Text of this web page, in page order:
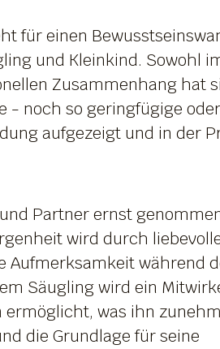
für einen
und Kleinkind. Sowohl
Zusammenhang hat
- noch so geringfügige oder
aufgezeigt und in der
Partner ernst
wird durch
Aufmerksamkeit während
Säugling wird ein
ermöglicht, was ihn
die Grundlage für seine